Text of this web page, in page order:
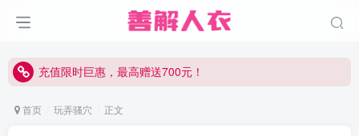
充值限时巨惠，最高赠送700元！
首页 玩弄骚穴 正文